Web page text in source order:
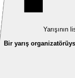
Yarışının
Bir yarış